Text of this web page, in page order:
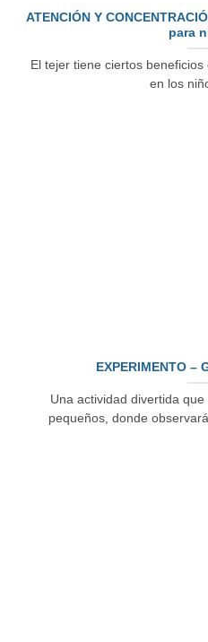
ATENCIÓN Y
para
El tejer tiene ciertos
en los
EXPERIMENTO –
Una actividad divertida
pequeños, donde